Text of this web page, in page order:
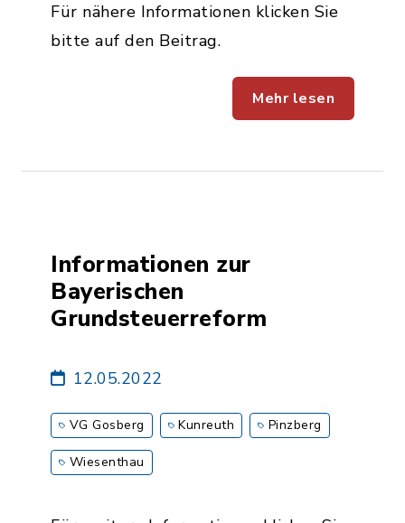
Für nähere Informationen klicken Sie
bitte auf den Beitrag.
Mehr lesen
Informationen zur
Bayerischen
Grundsteuerreform
12.05.2022
VG Gosberg Kunreuth Pinzberg
Wiesenthau